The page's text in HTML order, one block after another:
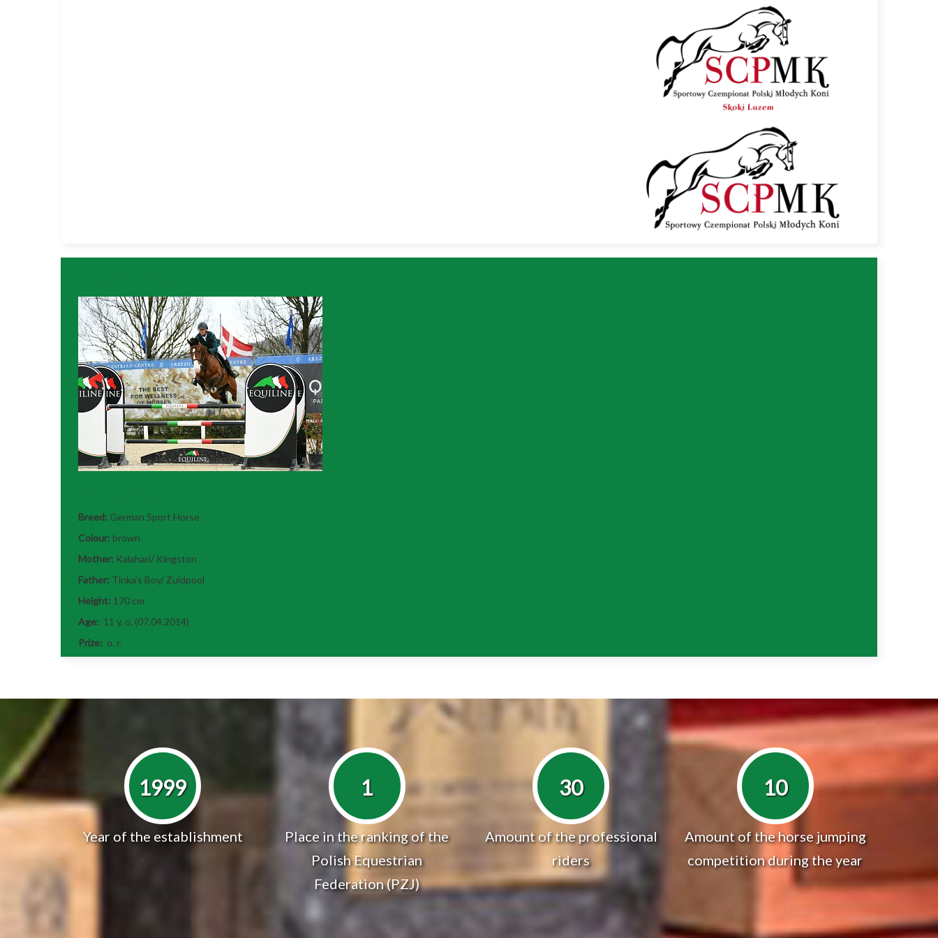
Breed: German Sport Horse
Colour: brown
Mother: Kalahari/ Kingston
Father: Tinka's Boy/ Zuidpool
Height: 170 cm
Age: 11 y. o. (07.04.2014)
Prize: o. r.
1999
Year of the establishment
1
Place in the ranking of the
Polish Equestrian
Federation (PZJ)
30
Amount of the professional
riders
10
Amount of the horse jumping
competition during the year